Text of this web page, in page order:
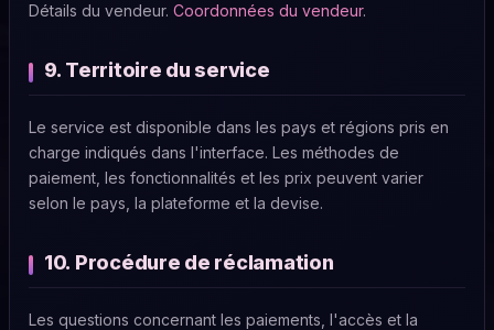
Détails du vendeur. Coordonnées du vendeur.
9. Territoire du service
Le service est disponible dans les pays et régions pris en
charge indiqués dans l'interface. Les méthodes de
paiement, les fonctionnalités et les prix peuvent varier
selon le pays, la plateforme et la devise.
10. Procédure de réclamation
Les questions concernant les paiements, l'accès et la